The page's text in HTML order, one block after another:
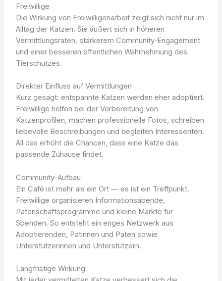
Freiwillige
Die Wirkung von Freiwilligenarbeit zeigt sich nicht nur im
Alltag der Katzen. Sie äußert sich in höheren
Vermittlungsraten, stärkerem Community‑Engagement
und einer besseren öffentlichen Wahrnehmung des
Tierschutzes.
Direkter Einfluss auf Vermittlungen
Kurz gesagt: entspannte Katzen werden eher adoptiert.
Freiwillige helfen bei der Vorbereitung von
Katzenprofilen, machen professionelle Fotos, schreiben
liebevolle Beschreibungen und begleiten Interessenten.
All das erhöht die Chancen, dass eine Katze das
passende Zuhause findet.
Community-Aufbau
Ein Café ist mehr als ein Ort — es ist ein Treffpunkt.
Freiwillige organisieren Informationsabende,
Patenschaftsprogramme und kleine Märkte für
Spenden. So entsteht ein enges Netzwerk aus
Adoptierenden, Patinnen und Paten sowie
Unterstützerinnen und Unterstützern.
Langfristige Wirkung